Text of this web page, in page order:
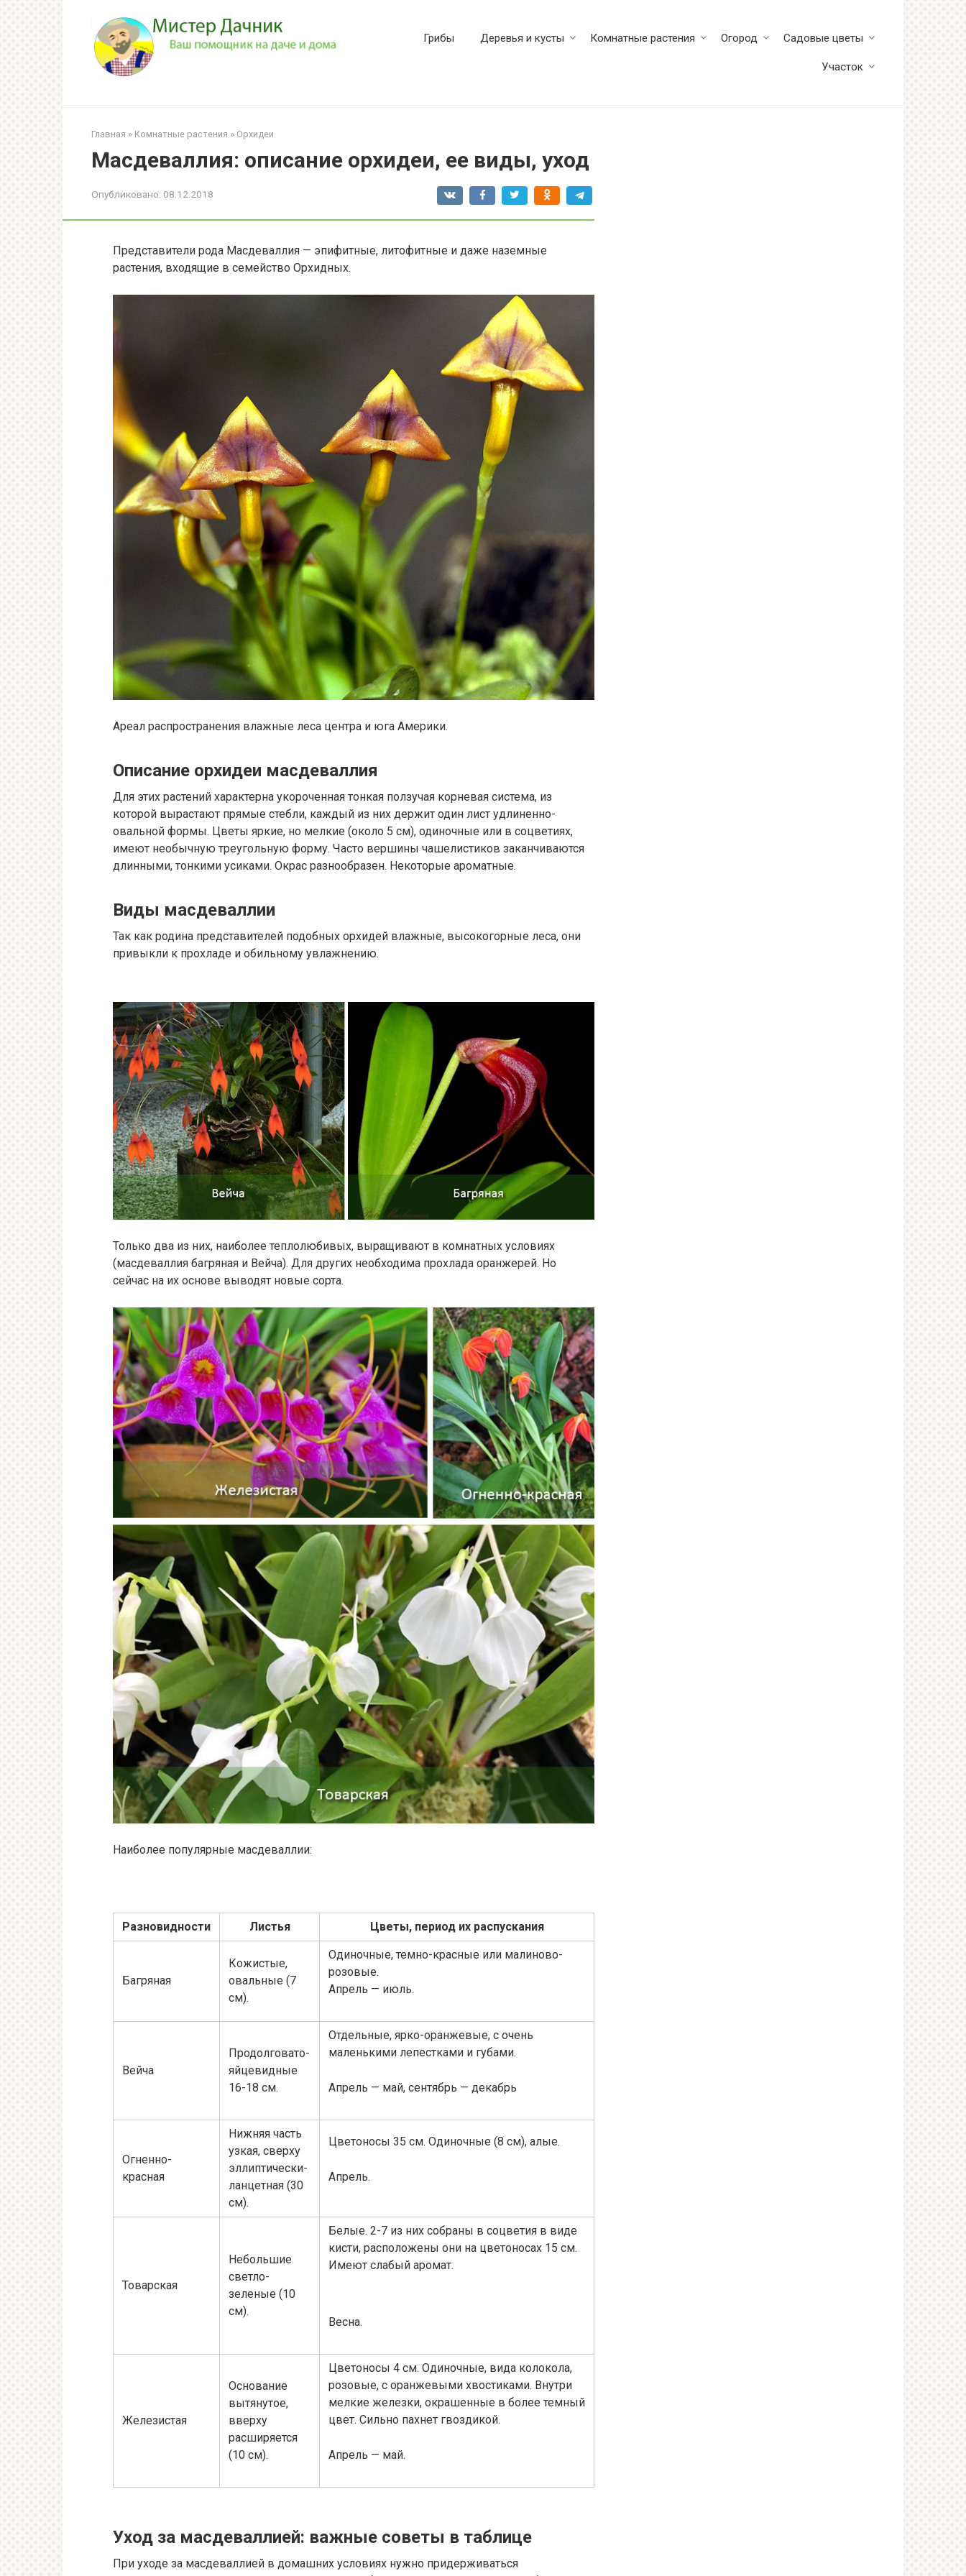
Грибы Деревья и кусты Комнатные растения Огород Садовые цветы
Участок
Главная » Комнатные растения » Орхидеи
Масдеваллия: описание орхидеи, ее виды, уход
Опубликовано: 08.12.2018
Представители рода Масдеваллия — эпифитные, литофитные и даже наземные
растения, входящие в семейство Орхидных.
Ареал распространения влажные леса центра и юга Америки.
Описание орхидеи масдеваллия
Для этих растений характерна укороченная тонкая ползучая корневая система, из
которой вырастают прямые стебли, каждый из них держит один лист удлиненно-
овальной формы. Цветы яркие, но мелкие (около 5 см), одиночные или в соцветиях,
имеют необычную треугольную форму. Часто вершины чашелистиков заканчиваются
длинными, тонкими усиками. Окрас разнообразен. Некоторые ароматные.
Виды масдеваллии
Так как родина представителей подобных орхидей влажные, высокогорные леса, они
привыкли к прохладе и обильному увлажнению.
Только два из них, наиболее теплолюбивых, выращивают в комнатных условиях
(масдеваллия багряная и Вейча). Для других необходима прохлада оранжерей. Но
сейчас на их основе выводят новые сорта.
Наиболее популярные масдеваллии:
Разновидности Листья Цветы, период их распускания
Багряная
Кожистые,
овальные (7
см).
Одиночные, темно-красные или малиново-
розовые.
Апрель — июль.
Вейча
Продолговато-
яйцевидные
16-18 см.
Отдельные, ярко-оранжевые, с очень
маленькими лепестками и губами.
Апрель — май, сентябрь — декабрь
Огненно-
красная
Нижняя часть
узкая, сверху
эллиптически-
ланцетная (30
см).
Цветоносы 35 см. Одиночные (8 см), алые.
Апрель.
Товарская
Небольшие
светло-
зеленые (10
см).
Белые. 2-7 из них собраны в соцветия в виде
кисти, расположены они на цветоносах 15 см.
Имеют слабый аромат.
Весна.
Железистая
Основание
вытянутое,
вверху
расширяется
(10 см).
Цветоносы 4 см. Одиночные, вида колокола,
розовые, с оранжевыми хвостиками. Внутри
мелкие железки, окрашенные в более темный
цвет. Сильно пахнет гвоздикой.
Апрель — май.
Уход за масдеваллией: важные советы в таблице
При уходе за масдеваллией в домашних условиях нужно придерживаться